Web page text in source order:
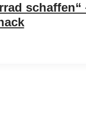
schaffen“